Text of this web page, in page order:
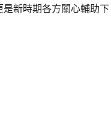
新時期各方關心輔助下